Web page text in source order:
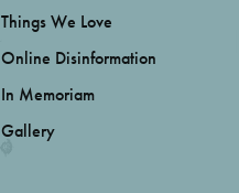
Things We Love
Online Disinformation
In Memoriam
Gallery